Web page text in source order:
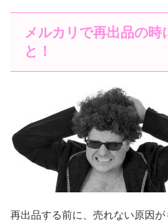
メルカリで再出品の時
と！
再出品する前に、売れない原因